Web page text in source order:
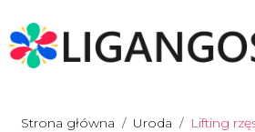
Strona główna / Uroda / Lifting